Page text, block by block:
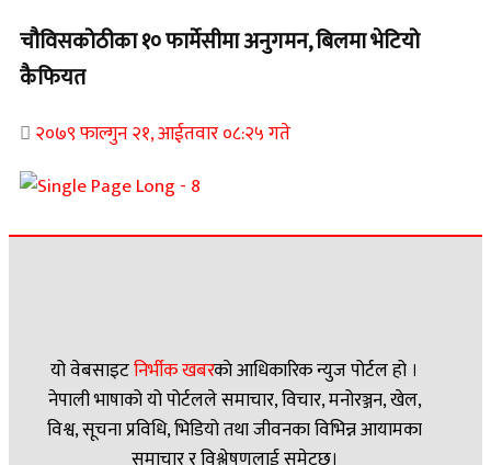
चौविसकोठीका १० फार्मेसीमा अनुगमन, बिलमा भेटियो
कैफियत
२०७९ फाल्गुन २१, आईतवार ०८:२५ गते
यो वेबसाइटनिर्भीक खबरकाे आधिकारिक न्युज पोर्टल हो ।
नेपाली भाषाको यो पोर्टलले समाचार, विचार, मनोरञ्जन, खेल,
विश्व, सूचना प्रविधि, भिडियो तथा जीवनका विभिन्न आयामका